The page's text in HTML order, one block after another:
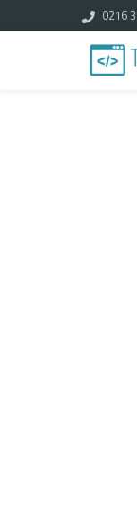
0216